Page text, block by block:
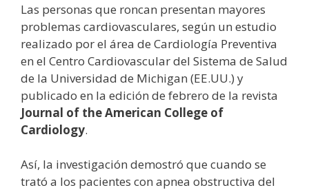
Las personas que roncan presentan mayores
problemas cardiovasculares, según un estudio
realizado por el área de Cardiología Preventiva
en el Centro Cardiovascular del Sistema de Salud
de la Universidad de Michigan (EE.UU.) y
publicado en la edición de febrero de la revista
Journal of the American College of
Cardiology.
Así, la investigación demostró que cuando se
trató a los pacientes con apnea obstructiva del